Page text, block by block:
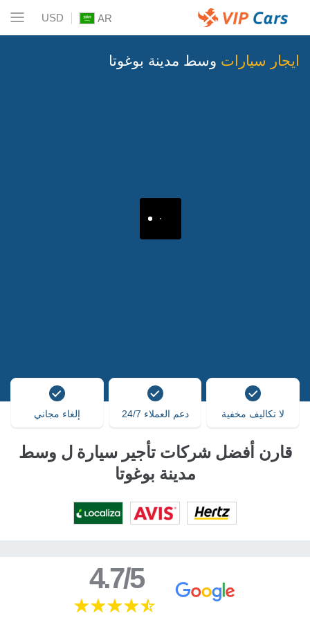
AR
USD
ايجار سيارات وسط مدينة بوغوتا
لا تكاليف مخفية دعم العملاء 24/7 إلغاء مجاني
قارن أفضل شركات تأجير سيارة ل وسط
مدينة بوغوتا
4.7/5